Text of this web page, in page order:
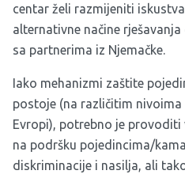
centar želi razmijeniti
alternativne načine
sa partnerima iz Njemačke.
Iako mehanizmi zaštite
postoje (na različitim nivoima
Evropi), potrebno je
na podršku pojedincima/
diskriminacije i nasilja, ali